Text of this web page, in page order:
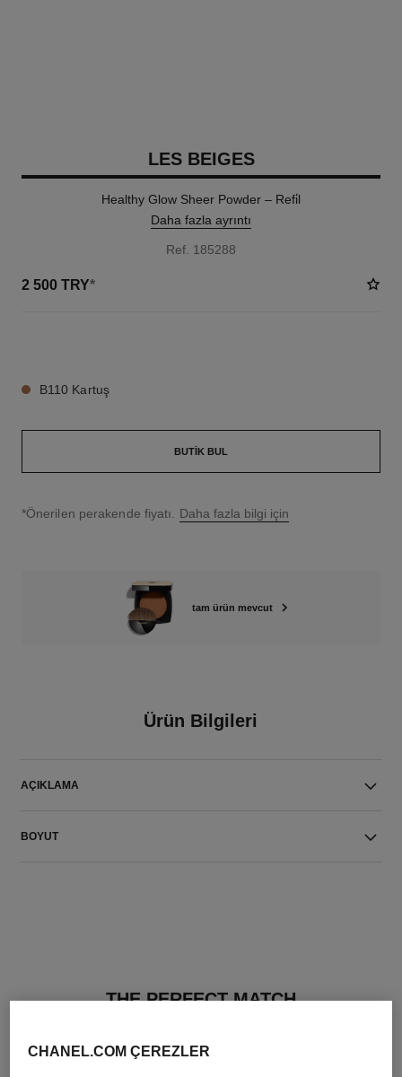
LES BEIGES
Healthy Glow Sheer Powder – Refi̇l
Daha fazla ayrıntı
Ref. 185288
2 500 TRY*
B110 Kartuş
BUTIK BUL
↩
*Önerilen perakende fiyatı. Daha fazla bilgi için
tam ürün mevcut
Ürün Bilgileri
AÇIKLAMA
BOYUT
THE PERFECT MATCH
CHANEL.COM ÇEREZLER